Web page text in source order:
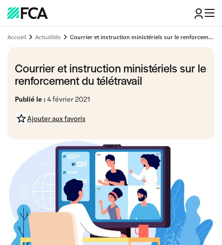
Accueil Actualités Courrier et instruction ministériels sur le renforcement du télétravail
Courrier et instruction ministériels sur le
renforcement du télétravail
Publié le : 4 février 2021
Ajouter aux favoris